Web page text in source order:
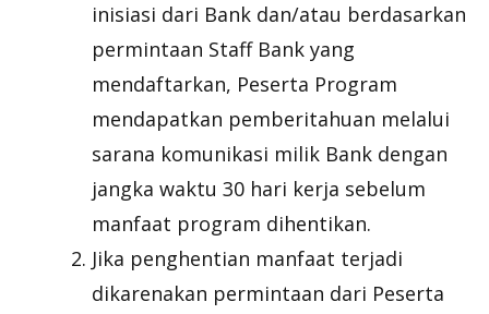
inisiasi dari Bank dan/atau berdasarkan
permintaan Staff Bank yang
mendaftarkan, Peserta Program
mendapatkan pemberitahuan melalui
sarana komunikasi milik Bank dengan
jangka waktu 30 hari kerja sebelum
manfaat program dihentikan.
Jika penghentian manfaat terjadi
dikarenakan permintaan dari Peserta